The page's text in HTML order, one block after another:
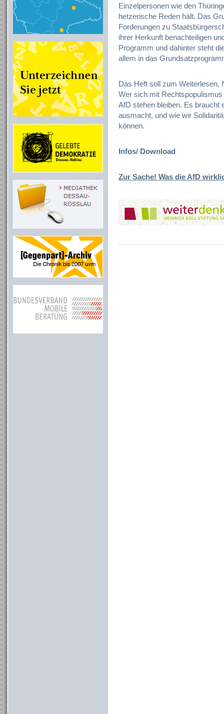
Einzelpersonen wie den
hetzerische Reden hält. Das
Forderungen zu
ihrer Herkunft benachteiligen
Programm und dahinter steht
allem in das
Das Heft soll zum Weiterlesen,
Wer sich mit
AfD stehen bleiben. Es braucht
ausmacht, und wie wir
können.
Infos/ Download
Zur Sache! Was die AfD